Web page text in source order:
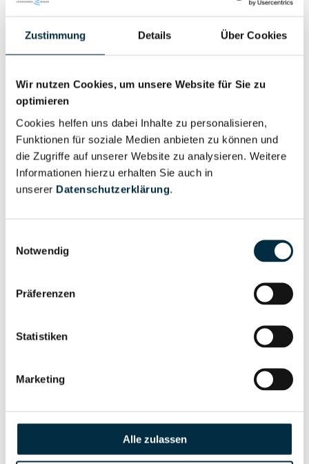
Zustimmung Details Über Cookies
Wir nutzen Cookies, um unsere Website für Sie zu
optimieren
Cookies helfen uns dabei Inhalte zu personalisieren,
Funktionen für soziale Medien anbieten zu können und
die Zugriffe auf unserer Website zu analysieren. Weitere
Informationen hierzu erhalten Sie auch in
unserer Datenschutzerklärung.
Notwendig
Präferenzen
Statistiken
Marketing
Alle zulassen
Gesellschafterstruktur
Unternehmensprofil
anfragen
Berechtigten Pfad
Unternehmensprofil
Risikoinformationen
PEP- und
Sanktionslistenstatus
Unternehmensprofil
anfragen